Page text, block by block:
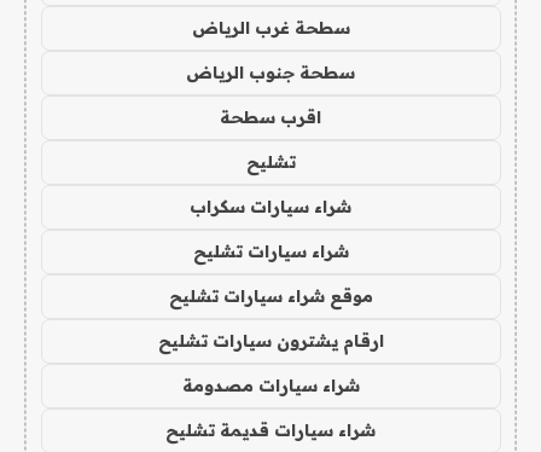
سطحة غرب الرياض
سطحة جنوب الرياض
اقرب سطحة
تشليح
شراء سيارات سكراب
شراء سيارات تشليح
موقع شراء سيارات تشليح
ارقام يشترون سيارات تشليح
شراء سيارات مصدومة
شراء سيارات قديمة تشليح